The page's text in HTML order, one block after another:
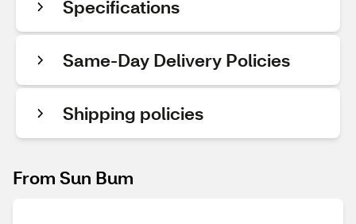
Specifications
Same-Day Delivery Policies
Shipping policies
From Sun Bum